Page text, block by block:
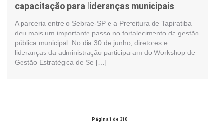
capacitação para lideranças municipais
A parceria entre o Sebrae-SP e a Prefeitura de Tapiratiba
deu mais um importante passo no fortalecimento da gestão
pública municipal. No dia 30 de junho, diretores e
lideranças da administração participaram do Workshop de
Gestão Estratégica de Se […]
Página 1 de 310